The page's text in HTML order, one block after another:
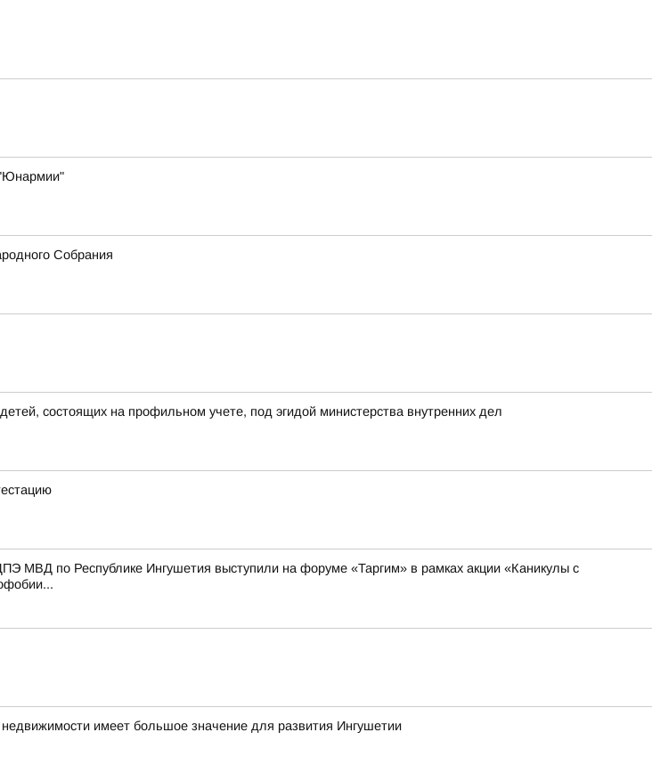
"Юнармии"
Собрания
состоящих на профильном учете, под эгидой министерства внутренних дел
МВД по Республике Ингушетия выступили на форуме «Таргим» в рамках акции «Каникулы с
имеет большое значение для развития Ингушетии